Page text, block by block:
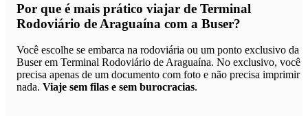
Por que é mais prático viajar de Terminal
Rodoviário de Araguaína com a Buser?
Você escolhe se embarca na rodoviária ou um ponto exclusivo da
Buser em Terminal Rodoviário de Araguaína. No exclusivo, você
precisa apenas de um documento com foto e não precisa imprimir
nada. Viaje sem filas e sem burocracias.